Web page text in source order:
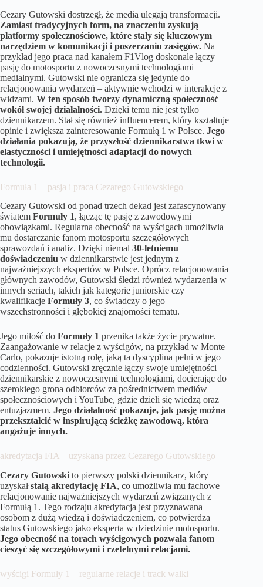
Cezary Gutowski dostrzegł, że media ulegają transformacji.
Zamiast tradycyjnych form, na znaczeniu zyskują
platformy społecznościowe, które stały się kluczowym
narzędziem w komunikacji i poszerzaniu zasięgów. Na
przykład jego praca nad kanałem F1Vlog doskonale łączy
pasję do motosportu z nowoczesnymi technologiami
medialnymi. Gutowski nie ogranicza się jedynie do
relacjonowania wydarzeń – aktywnie wchodzi w interakcje z
widzami. W ten sposób tworzy dynamiczną społeczność
wokół swojej działalności. Dzięki temu nie jest tylko
dziennikarzem. Stał się również influencerem, który kształtuje
opinie i zwiększa zainteresowanie Formułą 1 w Polsce. Jego
działania pokazują, że przyszłość dziennikarstwa tkwi w
elastyczności i umiejętności adaptacji do nowych
technologii.
Formuła 1 – pasja i praca Cezarego Gutowskiego
Cezary Gutowski od ponad trzech dekad jest zafascynowany
światem Formuły 1, łącząc tę pasję z zawodowymi
obowiązkami. Regularna obecność na wyścigach umożliwia
mu dostarczanie fanom motosportu szczegółowych
sprawozdań i analiz. Dzięki niemal 30-letniemu
doświadczeniu w dziennikarstwie jest jednym z
najważniejszych ekspertów w Polsce. Oprócz relacjonowania
głównych zawodów, Gutowski śledzi również wydarzenia w
innych seriach, takich jak kategorie juniorskie czy
kwalifikacje Formuły 3, co świadczy o jego
wszechstronności i głębokiej znajomości tematu.
Jego miłość do Formuły 1 przenika także życie prywatne.
Zaangażowanie w relacje z wyścigów, na przykład w Monte
Carlo, pokazuje istotną rolę, jaką ta dyscyplina pełni w jego
codzienności. Gutowski zręcznie łączy swoje umiejętności
dziennikarskie z nowoczesnymi technologiami, docierając do
szerokiego grona odbiorców za pośrednictwem mediów
społecznościowych i YouTube, gdzie dzieli się wiedzą oraz
entuzjazmem. Jego działalność pokazuje, jak pasję można
przekształcić w inspirującą ścieżkę zawodową, która
angażuje innych.
akredytacja FIA – uzyskana przez Cezarego Gutowskiego
Cezary Gutowski to pierwszy polski dziennikarz, który
uzyskałstałą akredytację FIA, co umożliwia mu fachowe
relacjonowanie najważniejszych wydarzeń związanych z
Formułą 1. Tego rodzaju akredytacja jest przyznawana
osobom z dużą wiedzą i doświadczeniem, co potwierdza
status Gutowskiego jako eksperta w dziedzinie motosportu.
Jego obecność na torach wyścigowych pozwala fanom
cieszyć się szczegółowymi i rzetelnymi relacjami.
wyścigi Formuły 1 – regularne relacje i track walki